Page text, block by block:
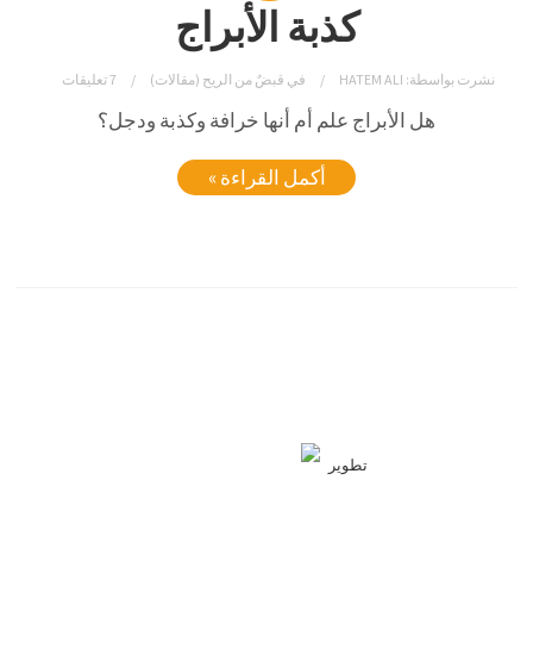
كذبة الأبراج
نشرت بواسطة: HATEM ALI في قبضٌ من الريح (مقالات) 7 تعليقات
هل الأبراج علم أم أنها خرافة وكذبة ودجل؟
أكمل القراءة »
تطوير